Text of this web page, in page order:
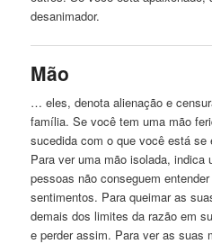
desanimador.
Mão
… eles, denota alienação e
família. Se você tem uma mão
sucedidacom o que você está se
Para ver uma mão isolada,
pessoas não conseguem
sentimentos. Para queimar as
demais dos limites da razão em
e perder assim. Para ver as